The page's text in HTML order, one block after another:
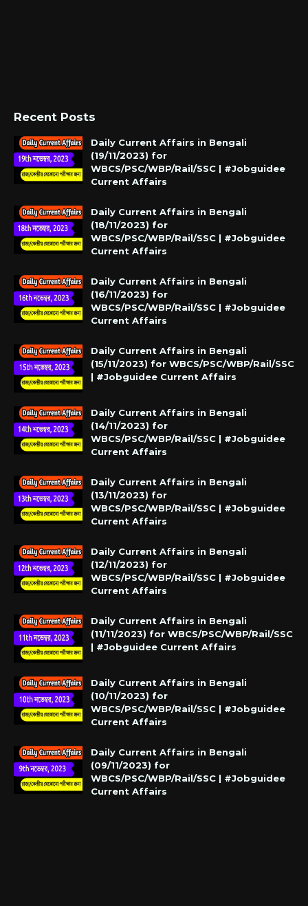
Recent Posts
Daily Current Affairs in Bengali
(19/11/2023) for
WBCS/PSC/WBP/Rail/SSC | #Jobguidee
Current Affairs
Daily Current Affairs in Bengali
(18/11/2023) for
WBCS/PSC/WBP/Rail/SSC | #Jobguidee
Current Affairs
Daily Current Affairs in Bengali
(16/11/2023) for
WBCS/PSC/WBP/Rail/SSC | #Jobguidee
Current Affairs
Daily Current Affairs in Bengali
(15/11/2023) for WBCS/PSC/WBP/Rail/SSC
| #Jobguidee Current Affairs
Daily Current Affairs in Bengali
(14/11/2023) for
WBCS/PSC/WBP/Rail/SSC | #Jobguidee
Current Affairs
Daily Current Affairs in Bengali
(13/11/2023) for
WBCS/PSC/WBP/Rail/SSC | #Jobguidee
Current Affairs
Daily Current Affairs in Bengali
(12/11/2023) for
WBCS/PSC/WBP/Rail/SSC | #Jobguidee
Current Affairs
Daily Current Affairs in Bengali
(11/11/2023) for WBCS/PSC/WBP/Rail/SSC
| #Jobguidee Current Affairs
Daily Current Affairs in Bengali
(10/11/2023) for
WBCS/PSC/WBP/Rail/SSC | #Jobguidee
Current Affairs
Daily Current Affairs in Bengali
(09/11/2023) for
WBCS/PSC/WBP/Rail/SSC | #Jobguidee
Current Affairs